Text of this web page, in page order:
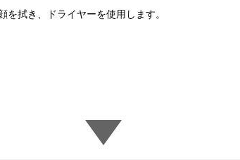
拭き、ドライヤーを使用します。